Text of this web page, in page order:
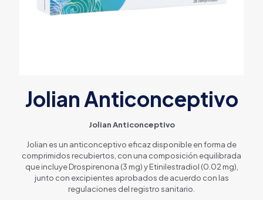
Jolian Anticonceptivo
Jolian Anticonceptivo
Jolian es un anticonceptivo eficaz disponible en forma de
comprimidos recubiertos, con una composición equilibrada
que incluye Drospirenona (3 mg) y Etinilestradiol (0.02 mg),
junto con excipientes aprobados de acuerdo con las
regulaciones del registro sanitario.